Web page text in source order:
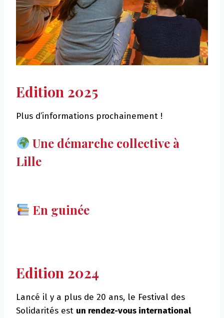
Edition 2025
Plus d’informations prochainement !
Une démarche collective à
Lille
En guinée
Edition 2024
Lancé il y a plus de 20 ans, le Festival des
Solidarités est un rendez-vous international